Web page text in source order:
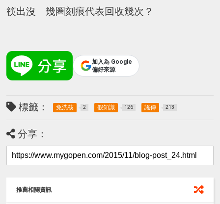
筷出沒 幾圈刻痕代表回收幾次？
加入為 Google
偏好來源
標籤： 免洗筷 2 假知識 126 謠傳 213
分享：
推薦相關資訊